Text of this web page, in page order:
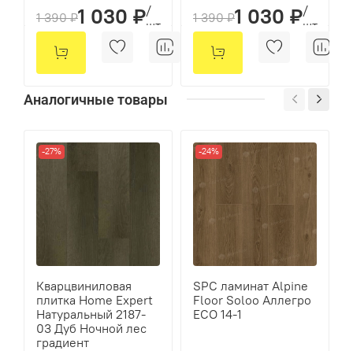
Кол-во шт в уп
2,2
1 390 ₽1 030 ₽/
шт
1 390 ₽1 030 ₽/
шт
Аналогичные товары
-27%
Кварцвиниловая
плитка Home Expert
Натуральный 2187-
03 Дуб Ночной лес
градиент
-24%
SPC ламинат Alpine
Floor Soloo Аллегро
ЕСО 14-1